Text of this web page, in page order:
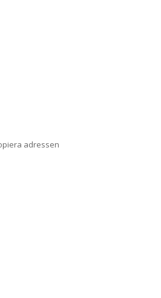
adressen